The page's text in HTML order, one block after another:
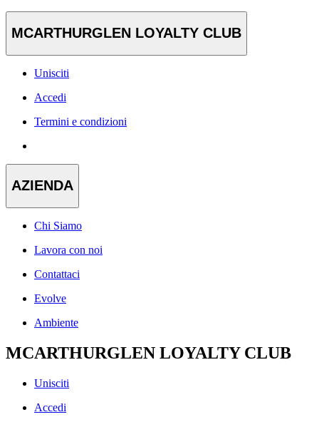
MCARTHURGLEN LOYALTY CLUB
Unisciti
Accedi
Termini e condizioni
AZIENDA
Chi Siamo
Lavora con noi
Contattaci
Evolve
Ambiente
MCARTHURGLEN LOYALTY CLUB
Unisciti
Accedi